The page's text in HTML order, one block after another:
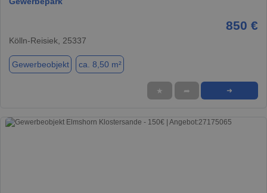
850 €
Kölln-Reisiek, 25337
Gewerbeobjekt ca. 8,50 m²
★ ➦ ➜